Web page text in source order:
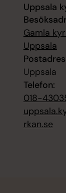
Uppsala
Gamla
Uppsala
Uppsala
Telefon:
018-
rkan.se